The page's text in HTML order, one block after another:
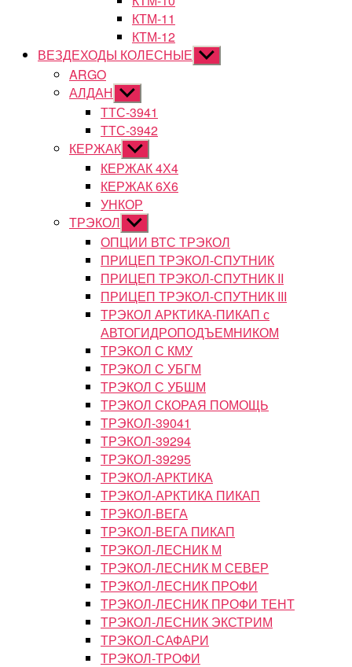
КТМ-11
КТМ-12
ВЕЗДЕХОДЫ КОЛЕСНЫЕ Показывать
подменю
ARGO
АЛДАН Показывать
подменю
ТТС-3941
ТТС-3942
КЕРЖАК Показывать
подменю
КЕРЖАК 4Х4
КЕРЖАК 6Х6
УНКОР
ТРЭКОЛ Показывать
подменю
ОПЦИИ ВТС ТРЭКОЛ
ПРИЦЕП ТРЭКОЛ-СПУТНИК
ПРИЦЕП ТРЭКОЛ-СПУТНИК II
ПРИЦЕП ТРЭКОЛ-СПУТНИК III
ТРЭКОЛ АРКТИКА-ПИКАП с
АВТОГИДРОПОДЪЕМНИКОМ
ТРЭКОЛ С КМУ
ТРЭКОЛ С УБГМ
ТРЭКОЛ С УБШМ
ТРЭКОЛ СКОРАЯ ПОМОЩЬ
ТРЭКОЛ-39041
ТРЭКОЛ-39294
ТРЭКОЛ-39295
ТРЭКОЛ-АРКТИКА
ТРЭКОЛ-АРКТИКА ПИКАП
ТРЭКОЛ-ВЕГА
ТРЭКОЛ-ВЕГА ПИКАП
ТРЭКОЛ-ЛЕСНИК М
ТРЭКОЛ-ЛЕСНИК М СЕВЕР
ТРЭКОЛ-ЛЕСНИК ПРОФИ
ТРЭКОЛ-ЛЕСНИК ПРОФИ ТЕНТ
ТРЭКОЛ-ЛЕСНИК ЭКСТРИМ
ТРЭКОЛ-САФАРИ
ТРЭКОЛ-ТРОФИ